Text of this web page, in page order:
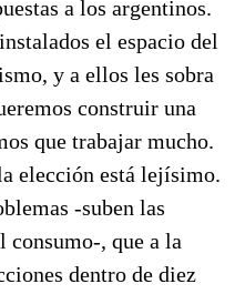
a los argentinos.
el espacio del
y a ellos les sobra
construir una
que trabajar mucho.
elección está lejísimo.
-suben las
consumo-, que a la
dentro de diez